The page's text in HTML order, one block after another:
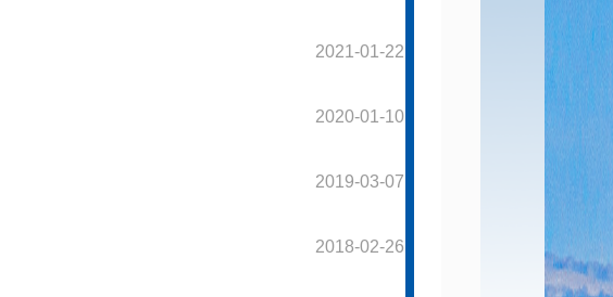
2021-01-22
2020-01-10
2019-03-07
2018-02-26